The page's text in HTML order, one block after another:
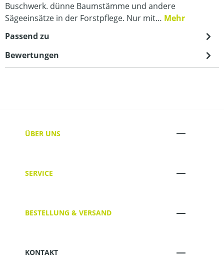
Buschwerk. dünne Baumstämme und andere
Sägeeinsätze in der Forstpflege. Nur mit… Mehr
Passend zu
Bewertungen
ÜBER UNS
SERVICE
BESTELLUNG & VERSAND
KONTAKT